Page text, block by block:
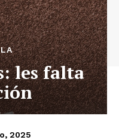
les falta
2025